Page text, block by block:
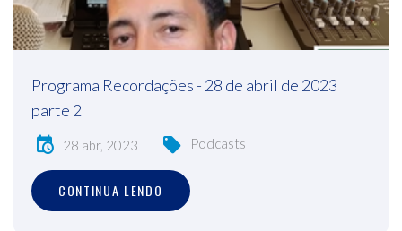
Programa Recordações - 28 de abril de 2023
parte 2
28 abr, 2023 Podcasts
CONTINUA LENDO